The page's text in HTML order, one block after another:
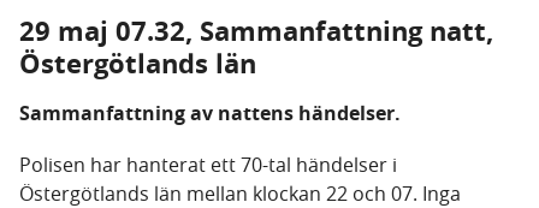
29 maj 07.32, Sammanfattning natt,
Östergötlands län
Sammanfattning av nattens händelser.
Polisen har hanterat ett 70-tal händelser i
Östergötlands län mellan klockan 22 och 07. Inga